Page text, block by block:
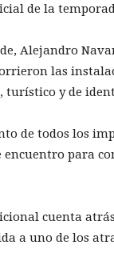
de la
Alejandro
las
turístico y de
de todos los
encuentro para
cuenta
a uno de los